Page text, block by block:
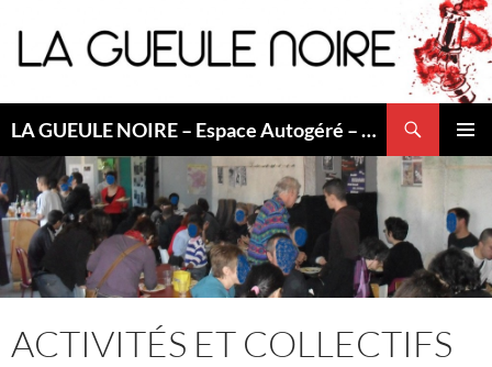
au
contenu
LA GUEULE NOIRE – Espace Autogéré – Saint Etienne
MENU
ACTIVITÉS ET COLLECTIFS